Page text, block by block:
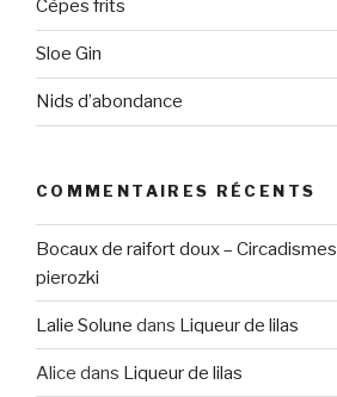
Cèpes frits
Sloe Gin
Nids d’abondance
COMMENTAIRES RÉCENTS
Bocaux de raifort doux – Circadismes
pierozki
Lalie Solune dans Liqueur de lilas
Alice dans Liqueur de lilas